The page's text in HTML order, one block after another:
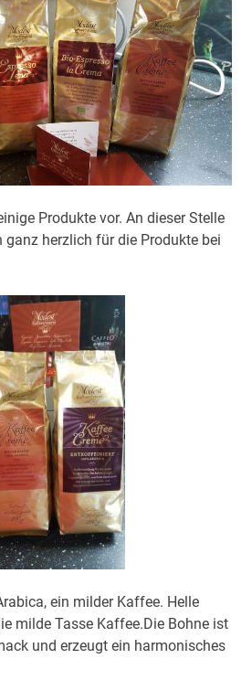
Produkte vor. An dieser Stelle
herzlich für die Produkte bei
ein milder Kaffee. Helle
milde Tasse Kaffee.Die Bohne ist
und erzeugt ein harmonisches